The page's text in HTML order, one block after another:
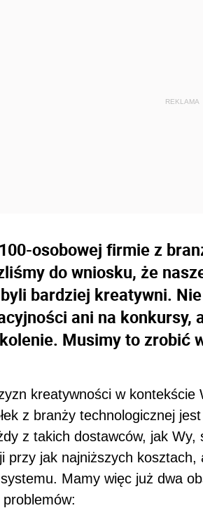
osobowej firmie z
do wniosku, że
bardziej kreatywni.
ani na konkursy,
Musimy to zrobić
kreatywności w kontekście
z branży technologicznej
z takich dostawców, jak Wy,
przy jak najniższych
Mamy więc już dwa